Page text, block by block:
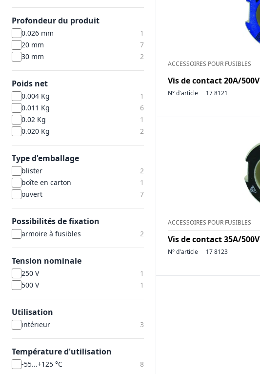
Profondeur du produit
0.026 mm
1
20 mm
7
30 mm
2
Poids net
0.004 Kg
1
0.011 Kg
6
0.02 Kg
1
0.020 Kg
2
Type d'emballage
blister
2
boîte en carton
1
ouvert
7
Possibilités de fixation
armoire à fusibles 2
Tension nominale
250 V
1
500 V
1
Utilisation
intérieur 3
Température d'utilisation
-55...+125 °C 8
ACCESSOIRES POUR FUSIBLES
Vis de contact 20A/500V
N° d'article 17 8121
ACCESSOIRES POUR FUSIBLES
Vis de contact 35A/500V
N° d'article 17 8123